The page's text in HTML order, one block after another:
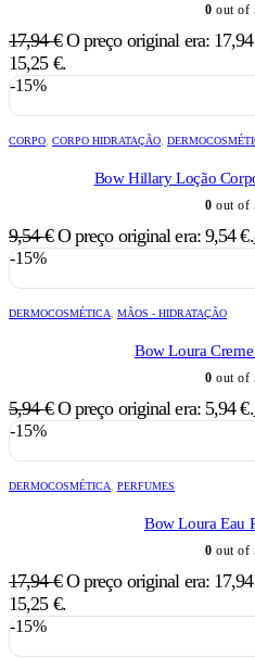
0 out of
17,94€ O preço original era:
15,25 €.
-15%
CORPO CORPO HIDRATAÇÃO
Bow Hillary Loção
0 out of
9,54€ O preço original era: 9,54 €.
-15%
DERMOCOSMÉTICA MÃOS - HIDRATAÇÃO
Bow Loura
0 out of
5,94€ O preço original era: 5,94 €.
-15%
DERMOCOSMÉTICA PERFUMES
Bow Loura Eau
0 out of
17,94€ O preço original era:
15,25 €.
-15%